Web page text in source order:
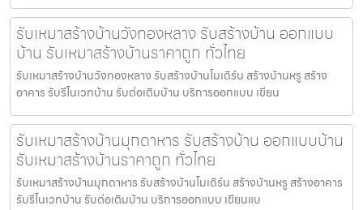
รับเหมาสร้างบ้านวังทองหลาง รับสร้างบ้าน ออกแบบ
บ้าน รับเหมาสร้างบ้านราคาถูก ทั่วไทย
รับเหมาสร้างบ้านวังทองหลาง รับสร้างบ้านโมเดิร์น สร้างบ้านหรู สร้าง
อาคาร รับรีโนเวทบ้าน รับต่อเติมบ้าน บริการออกแบบ เขียน
รับเหมาสร้างบ้านมุกดาหาร รับสร้างบ้าน ออกแบบบ้าน
รับเหมาสร้างบ้านราคาถูก ทั่วไทย
รับเหมาสร้างบ้านมุกดาหาร รับสร้างบ้านโมเดิร์น สร้างบ้านหรู สร้างอาคาร
รับรีโนเวทบ้าน รับต่อเติมบ้าน บริการออกแบบ เขียนแบ